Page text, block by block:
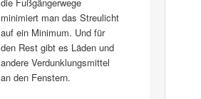
minimiert man das Streulicht
auf ein Minimum. Und für
den Rest gibt es Läden und
andere Verdunklungsmittel
an den Fenstern.